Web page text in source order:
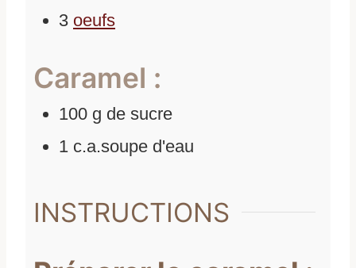
3 oeufs
Caramel :
100 g de sucre
1 c.a.soupe d'eau
INSTRUCTIONS